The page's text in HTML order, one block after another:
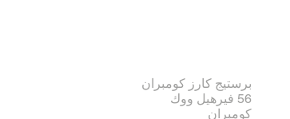
برستيج كارز كومبران
56 فيرهيل ووك
كومبران